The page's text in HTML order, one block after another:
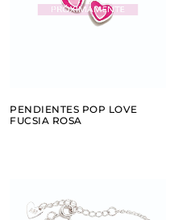
VER AÑADIR
PENDIENTES POP LOVE
FUCSIA ROSA